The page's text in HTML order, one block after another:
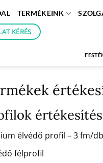
TERMÉKEINK
KÉRÉS
élvédő profil – 3 fm/
félprofil